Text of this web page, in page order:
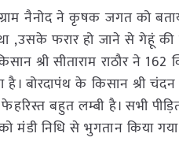
नैनोद ने कृषक जगत को
फरार हो जाने से गेहूं की
श्री सीताराम राठौर ने
बोरदापंथ के किसान श्री
बहुत लम्बी है। सभी
को मंडी निधि से भुगतान किया